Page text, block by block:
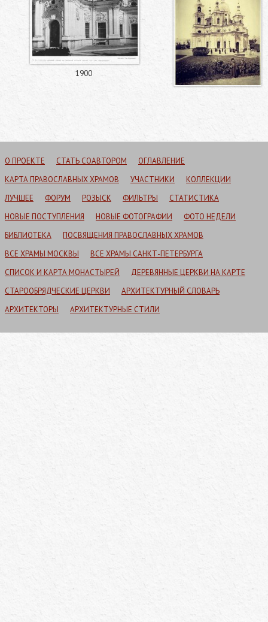
1900
О ПРОЕКТЕ СТАТЬ СОАВТОРОМ
ОГЛАВЛЕНИЕ
КАРТА ПРАВОСЛАВНЫХ ХРАМОВ
УЧАСТНИКИ
КОЛЛЕКЦИИ
ЛУЧШЕЕ
ФОРУМ РОЗЫСК ФИЛЬТРЫ
СТАТИСТИКА
НОВЫЕ ПОСТУПЛЕНИЯ
НОВЫЕ ФОТОГРАФИИ
ФОТО НЕДЕЛИ
БИБЛИОТЕКА
ПОСВЯЩЕНИЯ ПРАВОСЛАВНЫХ ХРАМОВ
ВСЕ ХРАМЫ МОСКВЫ
ВСЕ ХРАМЫ САНКТ-ПЕТЕРБУРГА
СПИСОК И КАРТА МОНАСТЫРЕЙ
ДЕРЕВЯННЫЕ ЦЕРКВИ НА КАРТЕ
СТАРООБРЯДЧЕСКИЕ ЦЕРКВИ
АРХИТЕКТУРНЫЙ СЛОВАРЬ
АРХИТЕКТОРЫ
АРХИТЕКТУРНЫЕ СТИЛИ